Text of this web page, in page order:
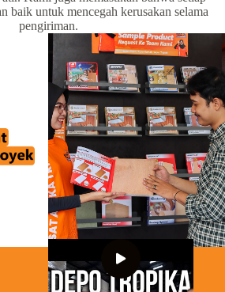
baik untuk mencegah kerusakan selama
pengiriman.